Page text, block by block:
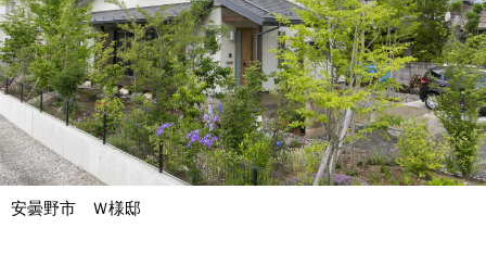
安曇野市 Ｗ様邸